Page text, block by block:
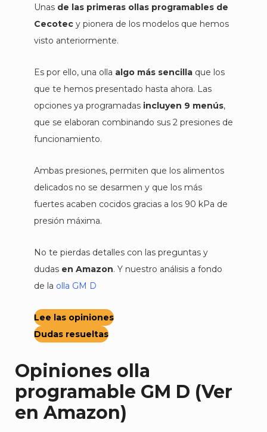
Unas de las primeras ollas programables de
Cecotecy pionera de los modelos que hemos
visto anteriormente.
Es por ello, una olla algo más sencillaque los
que te hemos presentado hasta ahora. Las
opciones ya programadas incluyen 9 menús,
que se elaboran combinando sus 2 presiones de
funcionamiento.
Ambas presiones, permiten que los alimentos
delicados no se desarmen y que los más
fuertes acaben cocidos gracias a los 90 kPa de
presión máxima.
No te pierdas detalles con las preguntas y
dudas en Amazon. Y nuestro análisis a fondo
de la olla GM D
Lee las opiniones
Dudas resueltas
Opiniones olla
programable GM D (Ver
en Amazon)